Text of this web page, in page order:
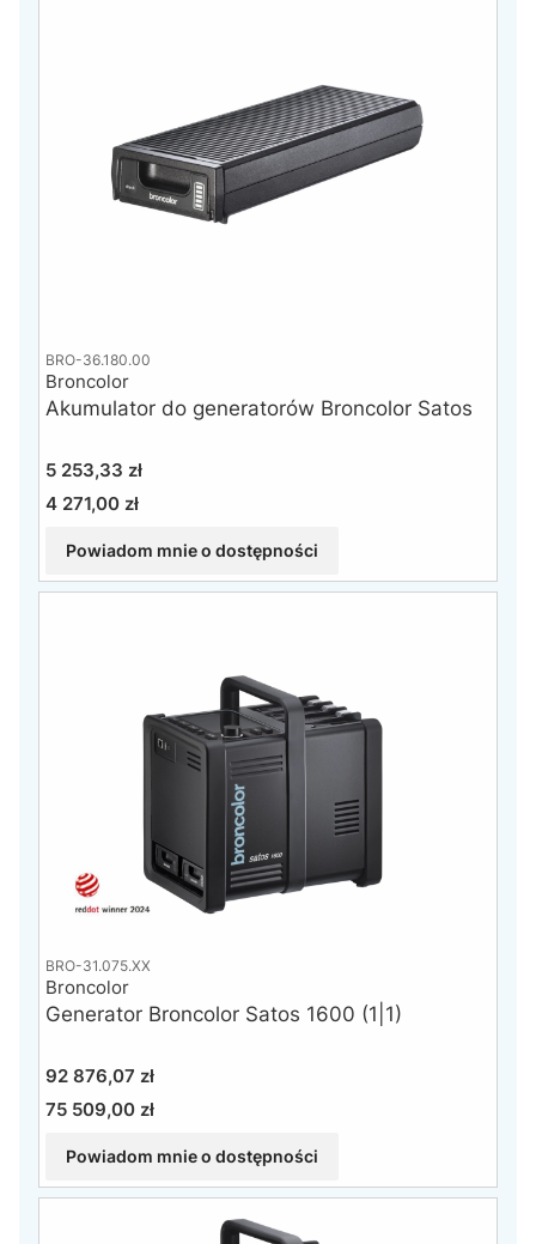
BRO-36.180.00
Akumulator do generatorów Broncolor Satos
Broncolor
Cena
5 253,33 zł
Cena
4 271,00 zł
Powiadom mnie o dostępności
BRO-31.075.XX
Generator Broncolor Satos 1600 (1|1)
Broncolor
Cena
92 876,07 zł
Cena
75 509,00 zł
Powiadom mnie o dostępności